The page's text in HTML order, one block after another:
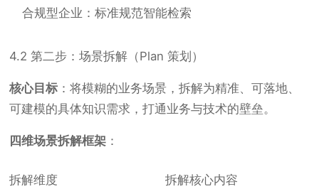
合规型企业：标准规范智能检索
4.2 第二步：场景拆解（Plan 策划）
核心目标 ：将模糊的业务场景，拆解为精准、可落地、
可建模的具体知识需求，打通业务与技术的壁垒。
四维场景拆解框架 ：
拆解维度 拆解核心内容